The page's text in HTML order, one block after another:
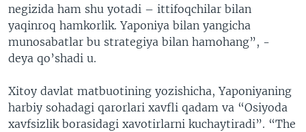
negizida ham shu yotadi – ittifoqchilar bilan
yaqinroq hamkorlik. Yaponiya bilan yangicha
munosabatlar bu strategiya bilan hamohang”, -
deya qo’shadi u.
Xitoy davlat matbuotining yozishicha, Yaponiyaning
harbiy sohadagi qarorlari xavfli qadam va “Osiyoda
xavfsizlik borasidagi xavotirlarni kuchaytiradi”. “The